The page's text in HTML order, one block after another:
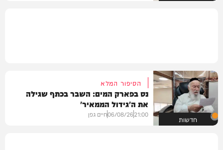
חדשות
הסיפור המלא
נס בפארק המים: השבר בכתף שגילה
את ה'גידול הממאיר'
21:00
06/08/26חיים גפן